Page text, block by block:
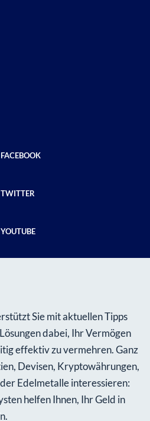
TWITTER
Sie mit aktuellen Tipps
dabei, Ihr Vermögen
effektiv zu vermehren. Ganz
Devisen, Kryptowährungen,
Edelmetalle interessieren:
helfen Ihnen, Ihr Geld in